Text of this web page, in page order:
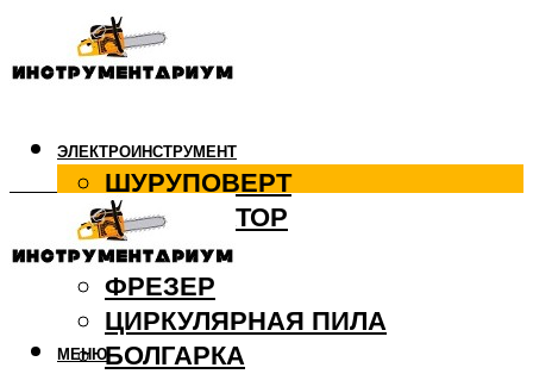
ЭЛЕКТРОИНСТРУМЕНТ
ШУРУПОВЕРТ
ПЕРФОРАТОР
ДРЕЛЬ
ФРЕЗЕР
ЦИРКУЛЯРНАЯ ПИЛА
БОЛГАРКА
МЕНЮ